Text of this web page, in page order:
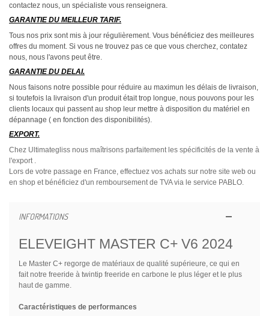
contactez nous, un spécialiste vous renseignera.
GARANTIE DU MEILLEUR TARIF.
Tous nos prix sont mis à jour régulièrement. Vous bénéficiez des meilleures
offres du moment. Si vous ne trouvez pas ce que vous cherchez, contatez
nous, nous l'avons peut être.
GARANTIE DU DELAI.
Nous faisons notre possible pour réduire au maximun les délais de livraison,
si toutefois la livraison d'un produit était trop longue, nous pouvons pour les
clients locaux qui passent au shop leur mettre à disposition du matériel en
dépannage ( en fonction des disponibilités).
EXPORT.
Chez Ultimategliss nous maîtrisons parfaitement les spécificités de la vente à
l'export .
Lors de votre passage en France, effectuez vos achats sur notre site web ou
en shop et bénéficiez d'un remboursement de TVA via le service PABLO.
INFORMATIONS
ELEVEIGHT MASTER C+ V6 2024
Le Master C+ regorge de matériaux de qualité supérieure, ce qui en
fait notre freeride à twintip freeride en carbone le plus léger et le plus
haut de gamme.
Caractéristiques de performances